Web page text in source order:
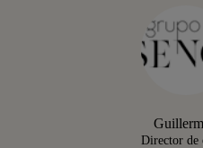
Director de